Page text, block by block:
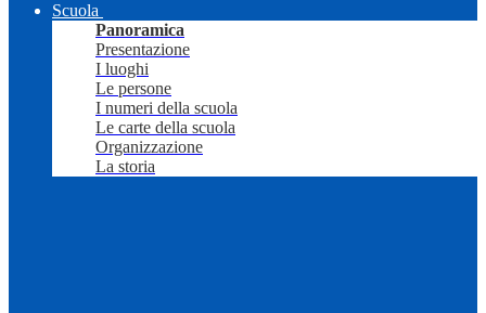
Scuola
Panoramica
Presentazione
I luoghi
Le persone
I numeri della scuola
Le carte della scuola
Organizzazione
La storia